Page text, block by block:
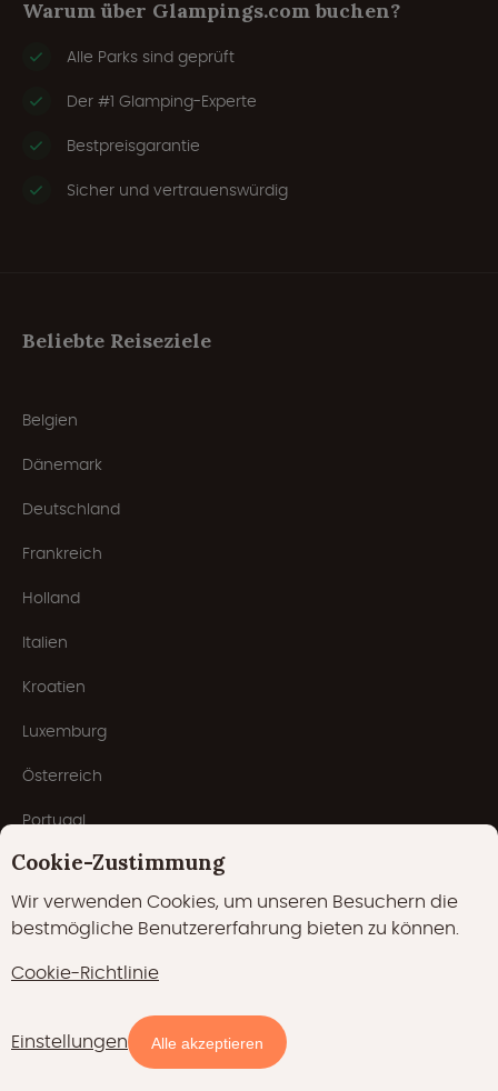
Verfügbarkeit und Preise
Warum über Glampings.com buchen?
Alle Parks sind geprüft
Der #1 Glamping-Experte
Bestpreisgarantie
Sicher und vertrauenswürdig
Beliebte Reiseziele
Belgien
Dänemark
Deutschland
Frankreich
Holland
Italien
Kroatien
Luxemburg
Österreich
Portugal
Beliebte Typen
Tiny houses
Cookie-Zustimmung
Wir verwenden Cookies, um unseren Besuchern die
bestmögliche Benutzererfahrung bieten zu können.
Cookie-Richtlinie
Einstellungen Alle akzeptieren